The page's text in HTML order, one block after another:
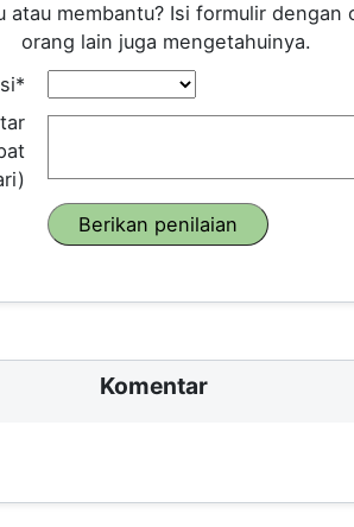
atau membantu? Isi formulir dengan
orang lain juga mengetahuinya.
Komentar